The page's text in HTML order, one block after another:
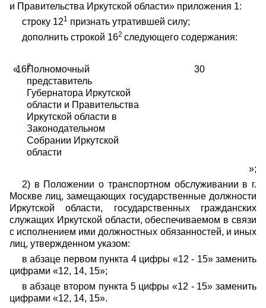
и Правительства Иркутской области» приложения 1:
строку 121 признать утратившей силу;
дополнить строкой 162 следующего содержания:
«162
Полномочный
представитель
Губернатора Иркутской
области и Правительства
Иркутской области в
Законодательном
Собрании Иркутской
области
30
»;
2) в Положении о транспортном обслуживании в г.
Москве лиц, замещающих государственные должности
Иркутской области, государственных гражданских
служащих Иркутской области, обеспечиваемом в связи
с исполнением ими должностных обязанностей, и иных
лиц, утвержденном указом:
в абзаце первом пункта 4 цифры «12 - 15» заменить
цифрами «12, 14, 15»;
в абзаце втором пункта 5 цифры «12 - 15» заменить
цифрами «12, 14, 15».